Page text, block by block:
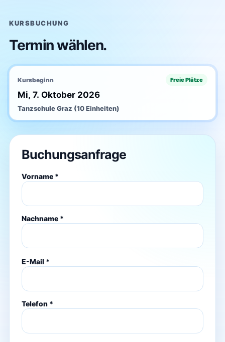
KURSBUCHUNG
Termin wählen.
Kursbeginn Freie Plätze
Mi, 7. Oktober 2026
Tanzschule Graz (10 Einheiten)
Buchungsanfrage
Vorname *
Nachname *
E-Mail *
Telefon *